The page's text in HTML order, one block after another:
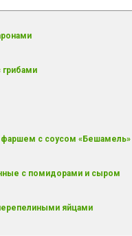
грибами
фаршем с соусом «Бешамель»
с помидорами и сыром
яйцами